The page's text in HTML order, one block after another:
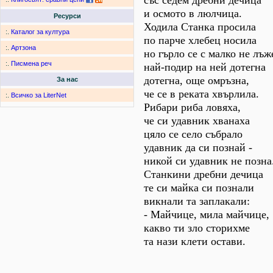
Ресурси
:. Каталог за култура
:. Артзона
:. Писмена реч
За нас
:. Всичко за LiterNet
и осмото в люлчица.
Ходила Станка просила
по парче хлебец носила
но гърло се с малко не
най-подир на ней дотегна
дотегна, още омръзна,
че се в реката хвърлила.
Рибари риба ловяха,
че си удавник хванаха
цяло се село събрало
удавник да си познай -
никой си удавник не
Станкини дребни дечица
те си майка си познали
викнали та заплакали:
- Майчице, мила майчице,
какво ти зло сторихме
та нази клети остави.